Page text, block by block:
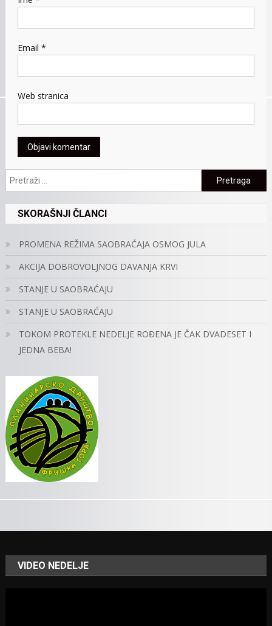
Email *
Web stranica
Pretraga:
SKORAŠNJI ČLANCI
PROMENA REŽIMA SAOBRAĆAJA OSMOG JULA
AKCIJA DOBROVOLJNOG DAVANJA KRVI
STANJE U SAOBRAĆAJU
STANJE U SAOBRAĆAJU
TOKOM PROTEKLE NEDELJE ROĐENA JE ČAK DVADESET I
JEDNA BEBA!
VIDEO NEDELJE